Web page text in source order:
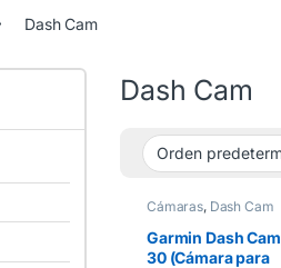
Dash Cam
Dash Cam
Cámaras, Dash Cam
Garmin Dash Cam
30 (Cámara para